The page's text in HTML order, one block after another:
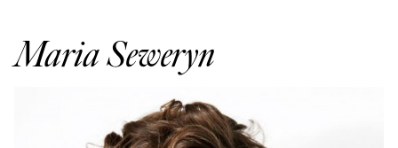
Maria Seweryn